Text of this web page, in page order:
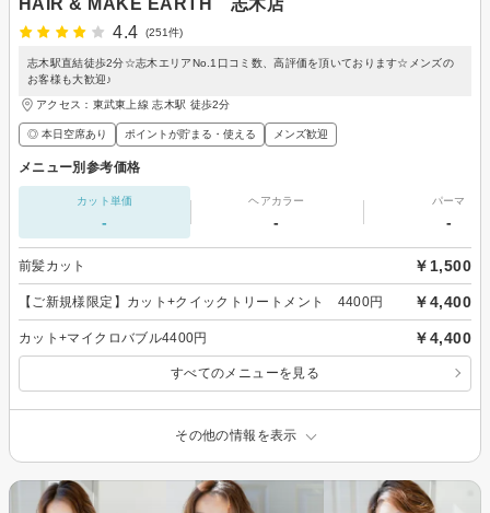
4.4
(251件)
志木駅直結徒歩2分☆志木エリアNo.1口コミ数、高評価を頂いております☆メンズの
お客様も大歓迎♪
アクセス：東武東上線 志木駅 徒歩2分
◎ 本日空席あり ポイントが貯まる・使える メンズ歓迎
メニュー別参考価格
カット単価
-
ヘアカラー
-
パーマ
-
前髪カット ￥1,500
【ご新規様限定】カット+クイックトリートメント 4400円 ￥4,400
カット+マイクロバブル4400円 ￥4,400
すべてのメニューを見る
その他の情報を表示